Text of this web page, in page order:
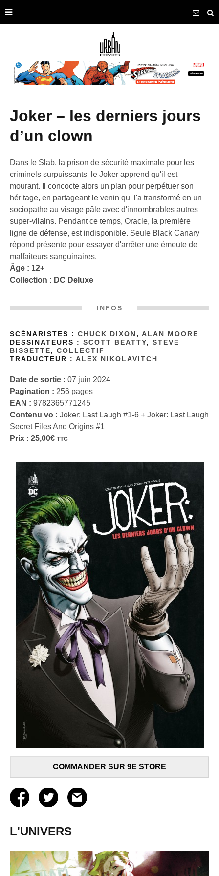
joker – les derniers jours
d’un clown
Dans le Slab, la prison de sécurité maximale pour les
criminels surpuissants, le Joker apprend qu'il est
mourant. Il concocte alors un plan pour perpétuer son
héritage, en partageant le venin qui l'a transformé en un
sociopathe au visage pâle avec d'innombrables autres
super-vilains. Pendant ce temps, Oracle, la première
ligne de défense, est indisponible. Seule Black Canary
répond présente pour essayer d'arrêter une émeute de
malfaiteurs sanguinaires.
Âge : 12+
Collection : DC Deluxe
INFOS
SCÉNARISTES : CHUCK DIXON , ALAN MOORE
DESSINATEURS : SCOTT BEATTY, STEVE
BISSETTE , COLLECTIF
TRADUCTEUR : ALEX NIKOLAVITCH
Date de sortie : 07 juin 2024
Pagination : 256 pages
EAN : 9782365771245
Contenu vo : Joker: Last Laugh #1-6 + Joker: Last Laugh
Secret Files And Origins #1
Prix : 25,00€ TTC
COMMANDER SUR 9E STORE
L'UNIVERS